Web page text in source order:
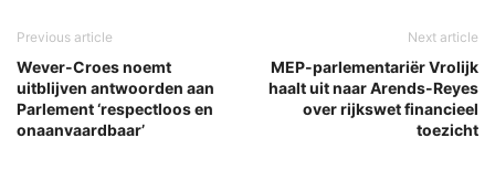
Previous article
Wever-Croes noemt
uitblijven antwoorden aan
Parlement ‘respectloos en
onaanvaardbaar’
Next article
MEP-parlementariër Vrolijk
haalt uit naar Arends-Reyes
over rijkswet financieel
toezicht